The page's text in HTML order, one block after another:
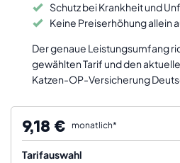
Schutz bei Krankheit und
Keine Preiserhöhung allein
Der genaue Leistungsumfang
gewählten Tarif und den
Katzen-OP-Versicherung
9,18 € monatlich*
Tarifauswahl